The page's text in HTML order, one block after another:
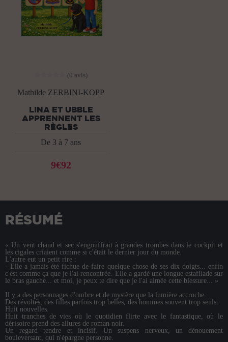
(0 avis)
Mathilde ZERBINI-KOPP
LINA ET UBBLE
APPRENNENT LES
RÈGLES
De 3 à 7 ans
9€92
RÉSUMÉ
« Un vent chaud et sec s'engouffrait à grandes trombes dans le cockpit et
les cigales criaient comme si c'était le dernier jour du monde.
L'autre eut un petit rire :
- Elle a jamais été fichue de faire quelque chose de ses dix doigts... enfin
c'est comme ça que je l'ai rencontrée. Elle a gardé une longue estafilade sur
le bras gauche... et moi, je peux te dire que je l'ai aimée cette blessure... »
Il y a des personnages d'ombre et de mystère que la lumière accroche.
Des révoltés, des filles parfois trop belles, des hommes souvent trop seuls.
Huit nouvelles.
Huit tranches de vies où le quotidien flirte avec le fantastique, où le
dérisoire prend des allures de roman noir.
Un regard tendre et incisif. Un suspens nerveux, un dénouement
bouleversant, qui n'épargne personne.